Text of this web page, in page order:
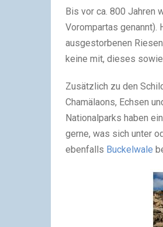
Bis vor ca. 800 Jahren
Vorompartas genannt).
ausgestorbenen
keine mit, dieses
Zusätzlich zu den
Chamälaons, Echsen
Nationalparks haben
gerne, was sich unter
ebenfalls Buckelwale